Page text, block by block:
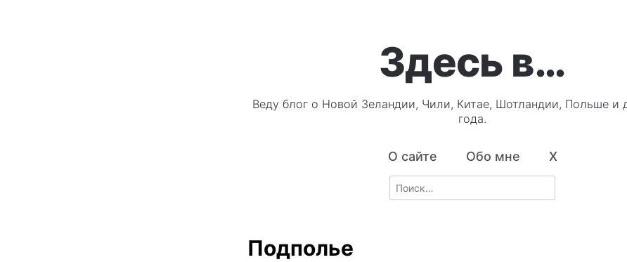
Здесь в…
Веду блог о Новой Зеландии, Чили, Китае, Шотландии, Польше и
года.
О сайте Обо мне X
Search
for:
Подполье